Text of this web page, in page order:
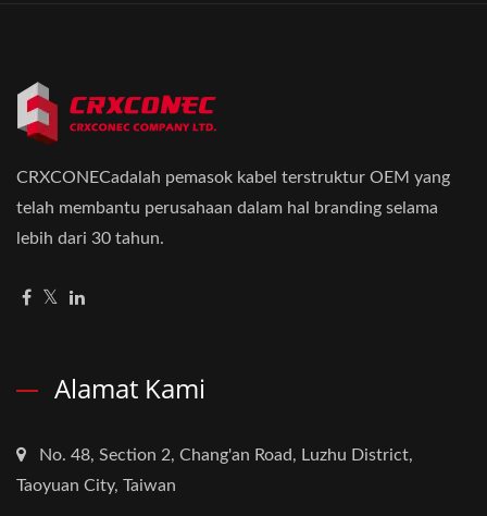
CRXCONECadalah pemasok kabel terstruktur OEM yang
telah membantu perusahaan dalam hal branding selama
lebih dari 30 tahun.
Alamat Kami
No. 48, Section 2, Chang'an Road, Luzhu District,
Taoyuan City, Taiwan